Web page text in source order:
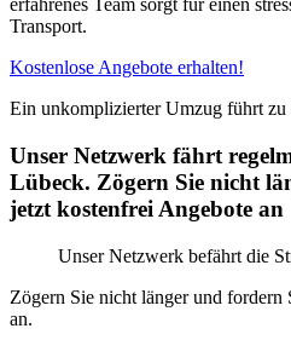
erfahrenes Team sorgt für einen
Transport.
Kostenlose Angebote erhalten!
Ein unkomplizierter Umzug führt zu
Unser Netzwerk fährt
Lübeck. Zögern Sie nicht
jetzt kostenfrei Angebote an
Unser Netzwerk befährt die
Zögern Sie nicht länger und fordern
an.